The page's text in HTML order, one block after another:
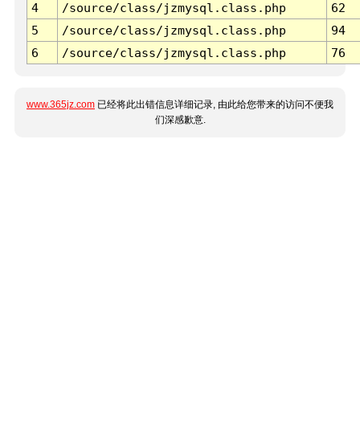
4
/source/class/jzmysql.class.php
62
5
/source/class/jzmysql.class.php
94
6
/source/class/jzmysql.class.php 76
www.365jz.com 已经将此出错信息详细记录, 由此给您带来的访问不便我
们深感歉意.